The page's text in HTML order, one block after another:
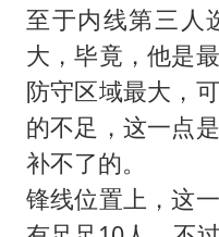
至于内线第三人
大，毕竟，他是
防守区域最大，
的不足，这一点
补不了的。
锋线位置上，这